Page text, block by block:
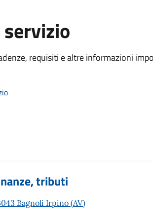
requisiti e altre informazioni
tributi
Bagnoli Irpino (AV)